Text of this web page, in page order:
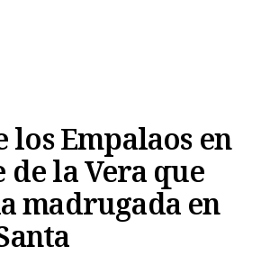
Empalaos en
la Vera que
madrugada en